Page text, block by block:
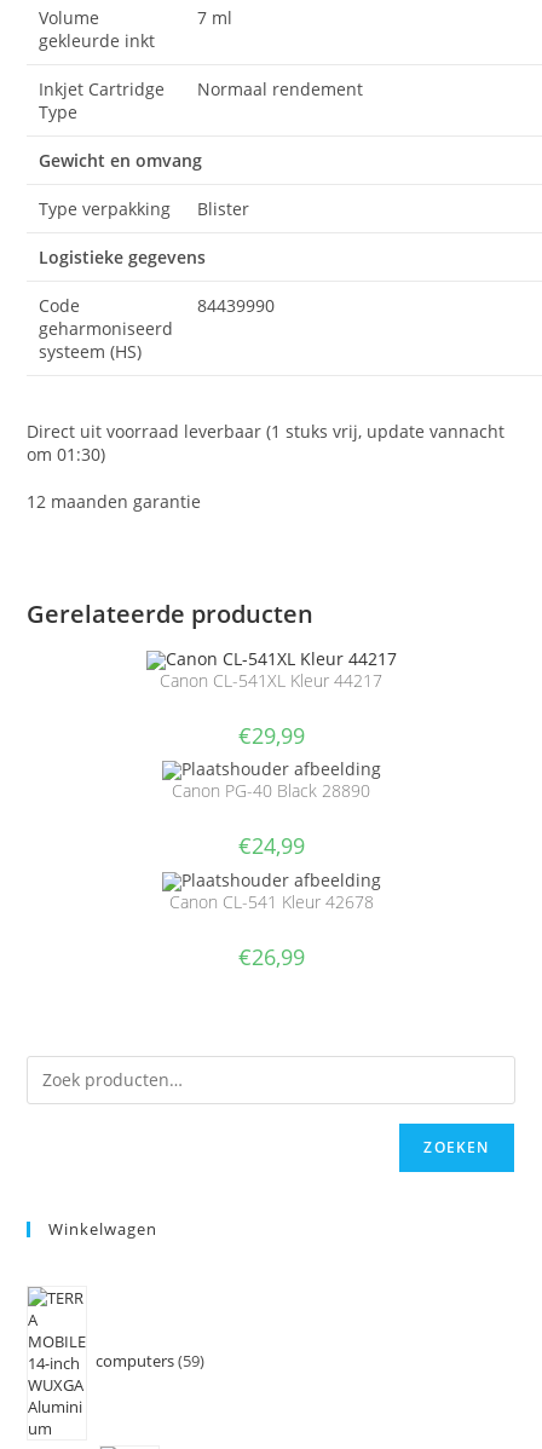
Volume
gekleurde inkt
7 ml
Inkjet Cartridge
Type
Normaal rendement
Gewicht en omvang
Type verpakking Blister
Logistieke gegevens
Code
geharmoniseerd
systeem (HS)
84439990
Direct uit voorraad leverbaar (1 stuks vrij, update vannacht
om 01:30)
12 maanden garantie
Gerelateerde producten
Canon CL-541XL Kleur 44217
€29,99
Canon PG-40 Black 28890
€24,99
Canon CL-541 Kleur 42678
€26,99
ZOEKEN
Winkelwagen
computers 59